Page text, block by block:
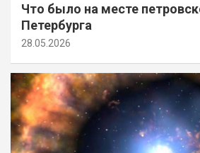
Что было на месте
Петербурга
28.05.2026